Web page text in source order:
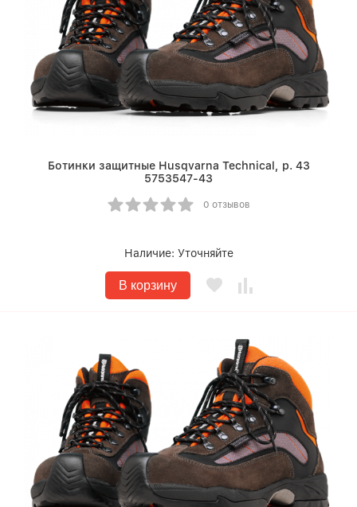
Ботинки защитные Husqvarna Technical, р. 43
5753547-43
0 отзывов
Наличие: Уточняйте
В корзину